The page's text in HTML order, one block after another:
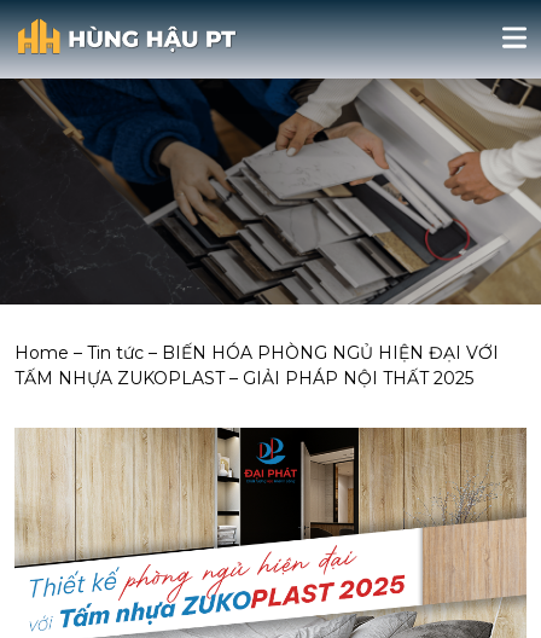
Home – Tin tức – BIẾN HÓA PHÒNG NGỦ HIỆN ĐẠI VỚI
TẤM NHỰA ZUKOPLAST – GIẢI PHÁP NỘI THẤT 2025